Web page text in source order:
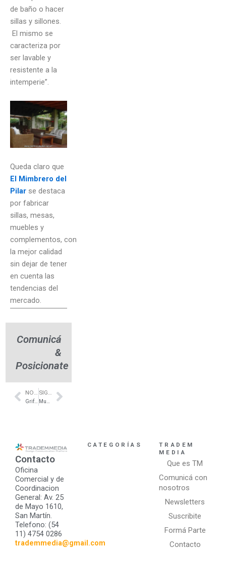
de baño o hacer
sillas y sillones.
El mismo se
caracteriza por
ser lavable y
resistente a la
intemperie”.
Queda claro que
El Mimbrero del
Pilar se destaca
por fabricar
sillas, mesas,
muebles y
complementos, con
la mejor calidad
sin dejar de tener
en cuenta las
tendencias del
mercado.
Comunicá
&
Posicionate
Prev
NOTA ANTERIOR SIGUIENTE NOTA Next
Contacto
Oficina
Comercial y de
Coordinacion
General: Av. 25
de Mayo 1610,
San Martín.
Telefono: (54
11) 4754 0286
trademmedia@gmail.com
CATEGORÍAS
TRADEM
MEDIA
Que es TM
Comunicá con
nosotros
Newsletters
Suscribite
Formá Parte
Contacto